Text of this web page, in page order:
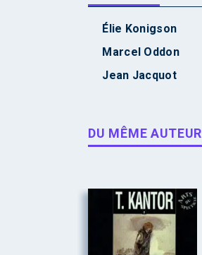
Élie Konigson
Marcel Oddon
Jean Jacquot
DU MÊME AUTEUR